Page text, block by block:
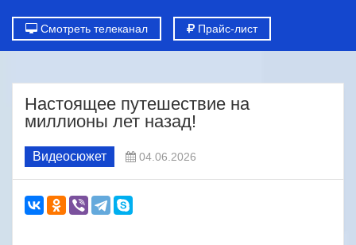
Смотреть телеканал Прайс-лист
Настоящее путешествие на
миллионы лет назад!
Видеосюжет 04.06.2026